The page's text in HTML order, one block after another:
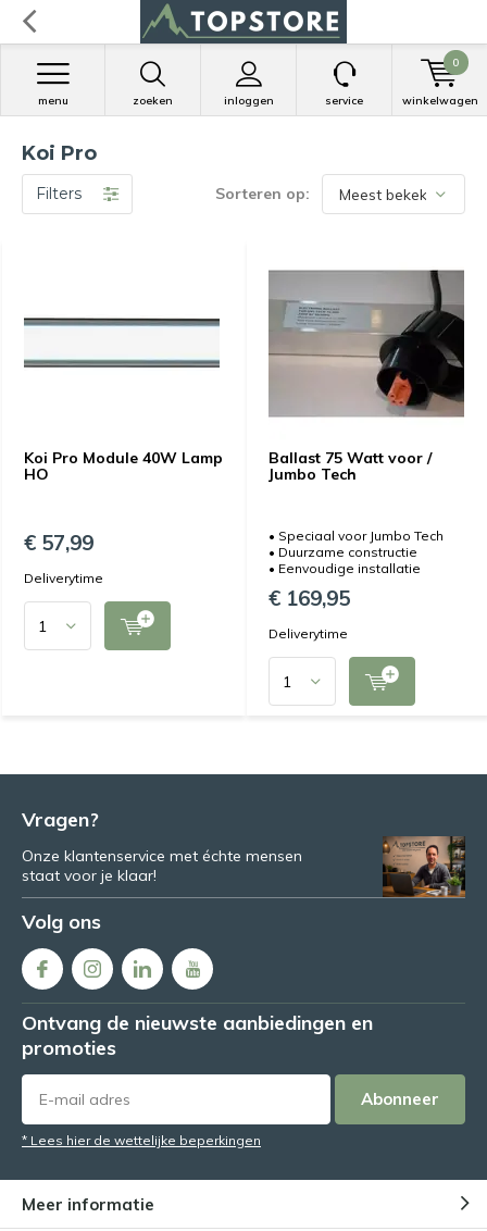
zoeken inloggen
menu service winkelwagen
0
Koi Pro
Filters Sorteren op:
Koi Pro Module 40W Lamp
HO
€ 57,99
Deliverytime
Ballast 75 Watt voor /
Jumbo Tech
• Speciaal voor Jumbo Tech
• Duurzame constructie
• Eenvoudige installatie
€ 169,95
Deliverytime
Vragen?
Onze klantenservice met échte mensen
staat voor je klaar!
Volg ons
Ontvang de nieuwste aanbiedingen en
promoties
Abonneer
* Lees hier de wettelijke beperkingen
Meer informatie